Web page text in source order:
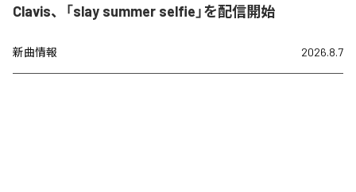
Clavis、「slay summer selfie」を配信開始
新曲情報 2026.8.7